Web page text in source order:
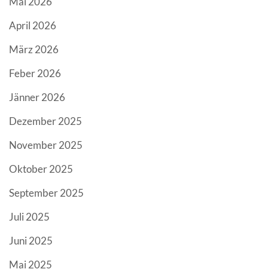
April 2026
März 2026
Feber 2026
Jänner 2026
Dezember 2025
November 2025
Oktober 2025
September 2025
Juli 2025
Juni 2025
Mai 2025